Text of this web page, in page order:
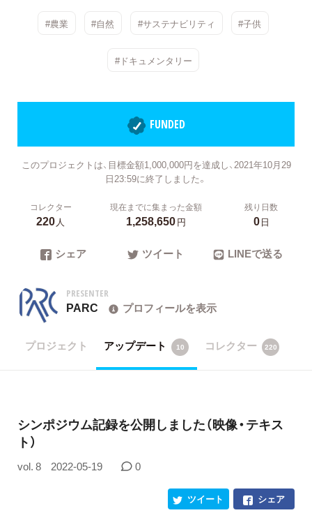
#農業 #自然 #サステナビリティ #子供
#ドキュメンタリー
FUNDED
このプロジェクトは、目標金額1,000,000円を達成し、2021年10月29
日23:59に終了しました。
コレクター
220人
現在までに集まった金額
1,258,650円
残り日数
0日
シェア ツイート LINEで送る
PRESENTER
PARC プロフィールを表示
プロジェクト アップデート 10 コレクター 220
​シンポジウム記録を公開しました（映像・テキス
ト）
vol. 8 2022-05-19 0
シェア
ツイート